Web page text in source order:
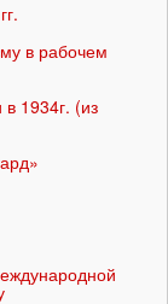
в рабочем
1934г. (из